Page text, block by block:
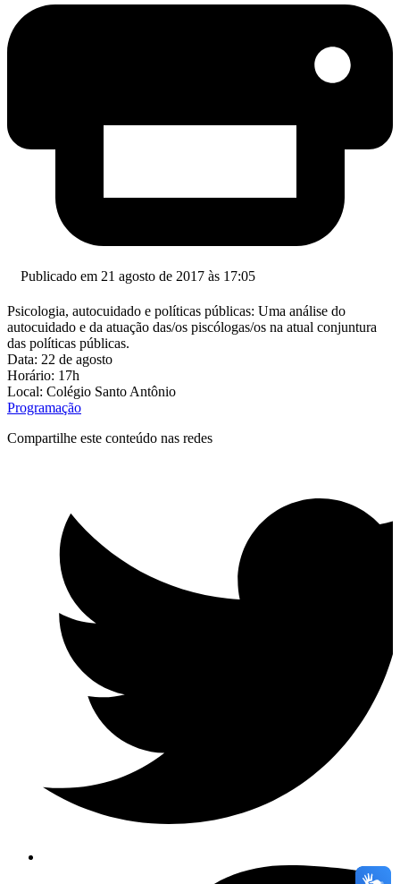
Publicado em 21 agosto de 2017 às 17:05
Psicologia, autocuidado e políticas públicas: Uma análise do
autocuidado e da atuação das/os piscólogas/os na atual conjuntura
das políticas públicas.
Data: 22 de agosto
Horário: 17h
Local: Colégio Santo Antônio
Programação
Compartilhe este conteúdo nas redes